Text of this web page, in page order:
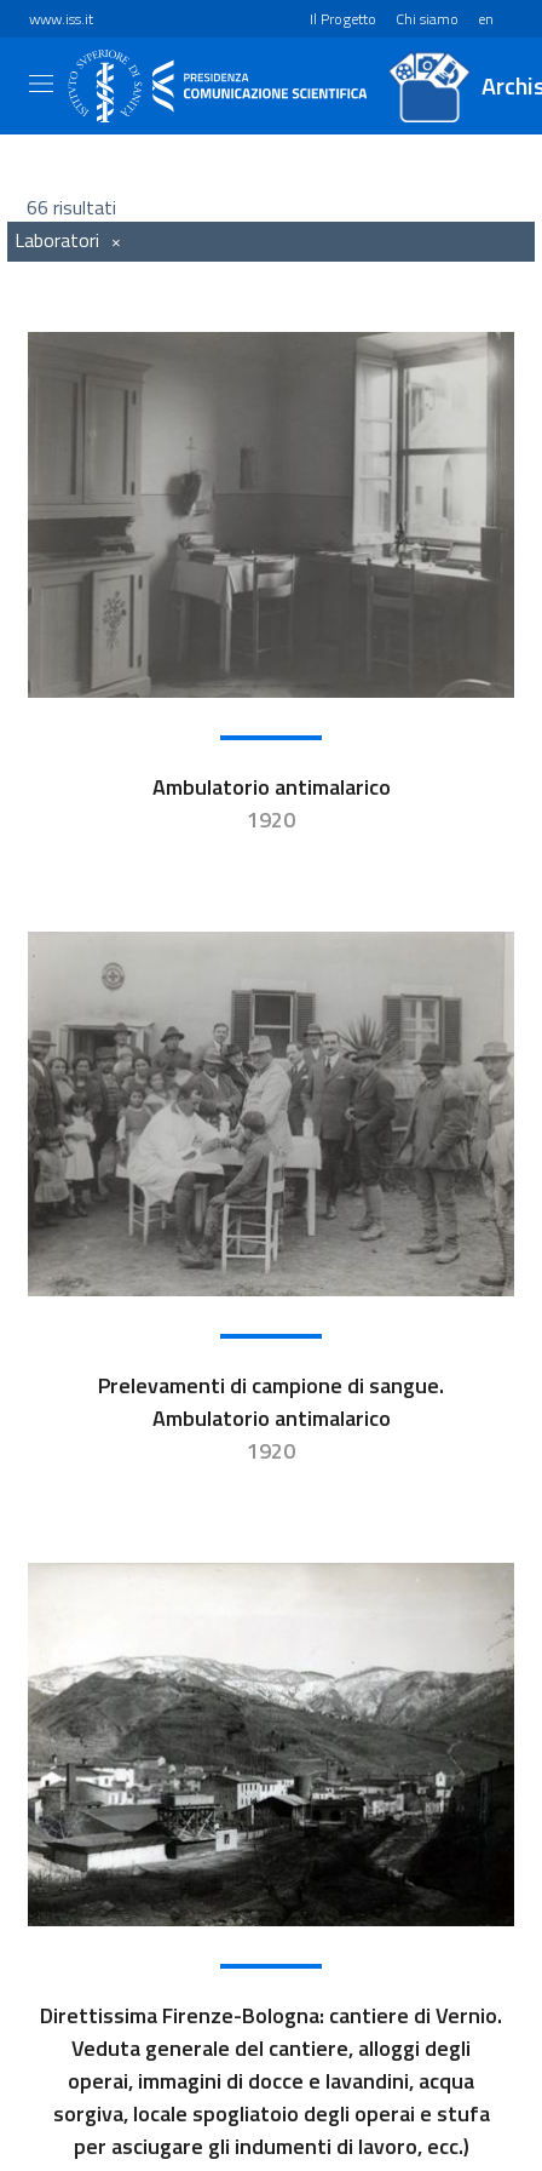
www.iss.it Il Progetto Chi siamo en
66 risultati
Laboratori
Ambulatorio antimalarico
1920
Prelevamenti di campione di sangue.
Ambulatorio antimalarico
1920
Direttissima Firenze-Bologna: cantiere di Vernio.
Veduta generale del cantiere, alloggi degli
operai, immagini di docce e lavandini, acqua
sorgiva, locale spogliatoio degli operai e stufa
per asciugare gli indumenti di lavoro, ecc.)